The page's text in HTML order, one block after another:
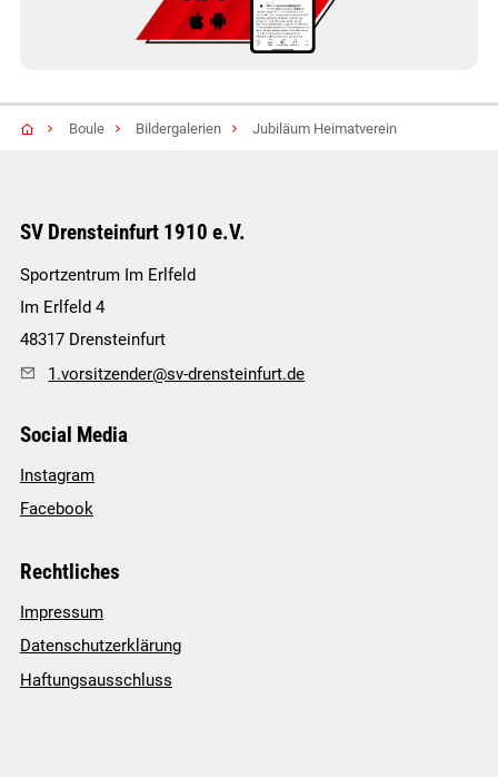
Boule Bildergalerien Jubiläum Heimatverein
SV Drensteinfurt 1910 e.V.
Sportzentrum Im Erlfeld
Im Erlfeld 4
48317 Drensteinfurt
1.vorsitzender@sv-drensteinfurt.de
Social Media
Instagram
Facebook
Rechtliches
Impressum
Datenschutzerklärung
Haftungsausschluss